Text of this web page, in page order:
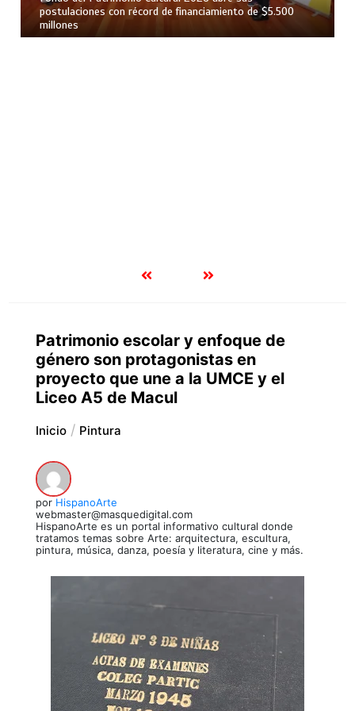
postulaciones con récord de financiamiento de $5.500
millones
Patrimonio escolar y enfoque de
género son protagonistas en
proyecto que une a la UMCE y el
Liceo A5 de Macul
Inicio Pintura
por HispanoArte
webmaster@masquedigital.com
HispanoArte es un portal informativo cultural donde
tratamos temas sobre Arte: arquitectura, escultura,
pintura, música, danza, poesía y literatura, cine y más.